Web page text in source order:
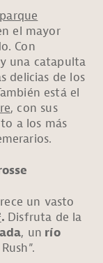
parque
el mayor
Con
una catapulta
delicias de los
está el
, con sus
a los más
un vasto
. Disfruta de la
, un río